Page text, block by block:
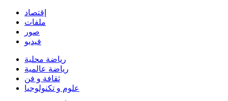
إقتصاد
ملفات
صور
فيديو
رياضة محلية
رياضة عالمية
ثقافة و فن
علوم و تكنولوجيا